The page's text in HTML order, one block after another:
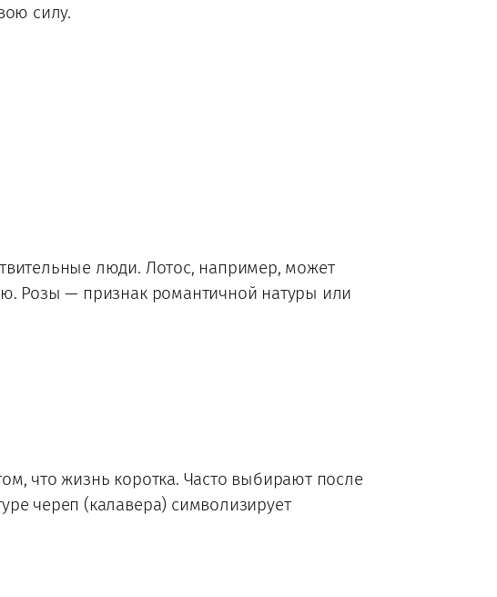
силу.
люди. Лотос, например, может
Розы — признак романтичной натуры или
что жизнь коротка. Часто выбирают после
череп (калавера) символизирует